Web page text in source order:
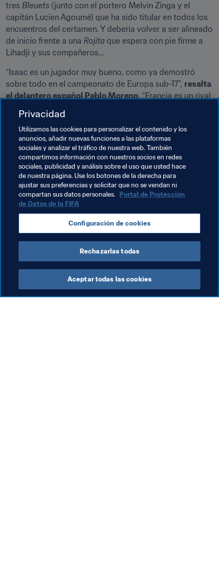
tres Bleuets (junto con el portero Melvin Zinga y el
capitán Lucien Agoumé) que ha sido titular en todos los
encuentros del certamen. Y debería volver a ser alineado
de inicio frente a una Rojita que espera con pie firme a
Lihadji y sus compañeros…
“Isaac es un jugador muy bueno, como ya demostró
sobre todo en el campeonato de Europa sub-17”, resalta
el delantero español Pablo Moreno. “Francia es un rival
preparados para enfrentarnos a todos los equipos…
pero sabemos que los partidos contra esta selección
suelen ser abundantes en intensidad y espectáculo”. Con
dos selecciones de calidad, un puesto en semifinales en
juego, y un Lihadji enchufado, ¡así debería volver a
ocurrir!
Temas relacionados
Copa Mundial Sub-17 de la FIFA Brasil 2019™
Privacidad
Utilizamos las cookies para personalizar el contenido y los
anuncios, añadir nuevas funciones a las plataformas
sociales y analizar el tráfico de nuestra web. También
compartimos información con nuestros socios en redes
sociales, publicidad y análisis sobre el uso que usted hace
de nuestra página. Use los botones de la derecha para
ajustar sus preferencias y solicitar que no se vendan ni
compartan sus datos personales. Portal de Protección
de Datos de la FIFA
Configuración de cookies
Rechazarlas todas
Aceptar todas las cookies